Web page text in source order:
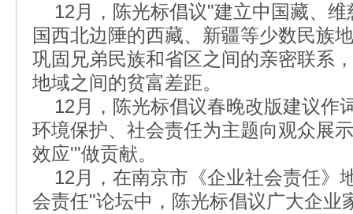
12月，陈光标倡议"建立中国藏、维
国西北边陲的西藏、新疆等少数民族
巩固兄弟民族和省区之间的亲密联系
地域之间的贫富差距。
12月，陈光标倡议春晚改版建议作
环境保护、社会责任为主题向观众展
效应'"做贡献。
12月，在南京市《企业社会责任》
会责任"论坛中，陈光标倡议广大企业